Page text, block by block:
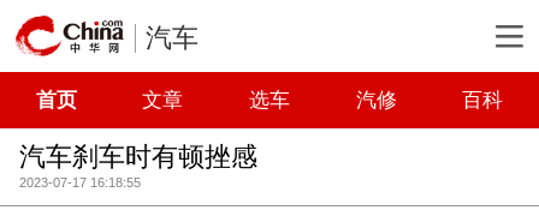
汽车
首页 文章 选车 汽修 百科
汽车刹车时有顿挫感
2023-07-17 16:18:55